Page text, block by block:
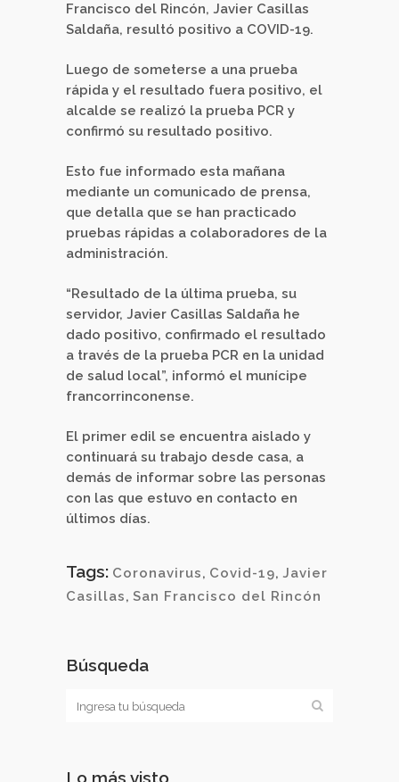
Francisco del Rincón, Javier Casillas
Saldaña, resultó positivo a COVID-19.
Luego de someterse a una prueba
rápida y el resultado fuera positivo, el
alcalde se realizó la prueba PCR y
confirmó su resultado positivo.
Esto fue informado esta mañana
mediante un comunicado de prensa,
que detalla que se han practicado
pruebas rápidas a colaboradores de la
administración.
“Resultado de la última prueba, su
servidor, Javier Casillas Saldaña he
dado positivo, confirmado el resultado
a través de la prueba PCR en la unidad
de salud local”, informó el munícipe
francorrinconense.
El primer edil se encuentra aislado y
continuará su trabajo desde casa, a
demás de informar sobre las personas
con las que estuvo en contacto en
últimos días.
Tags: Coronavirus, Covid-19, Javier
Casillas, San Francisco del Rincón
Búsqueda
Lo más visto